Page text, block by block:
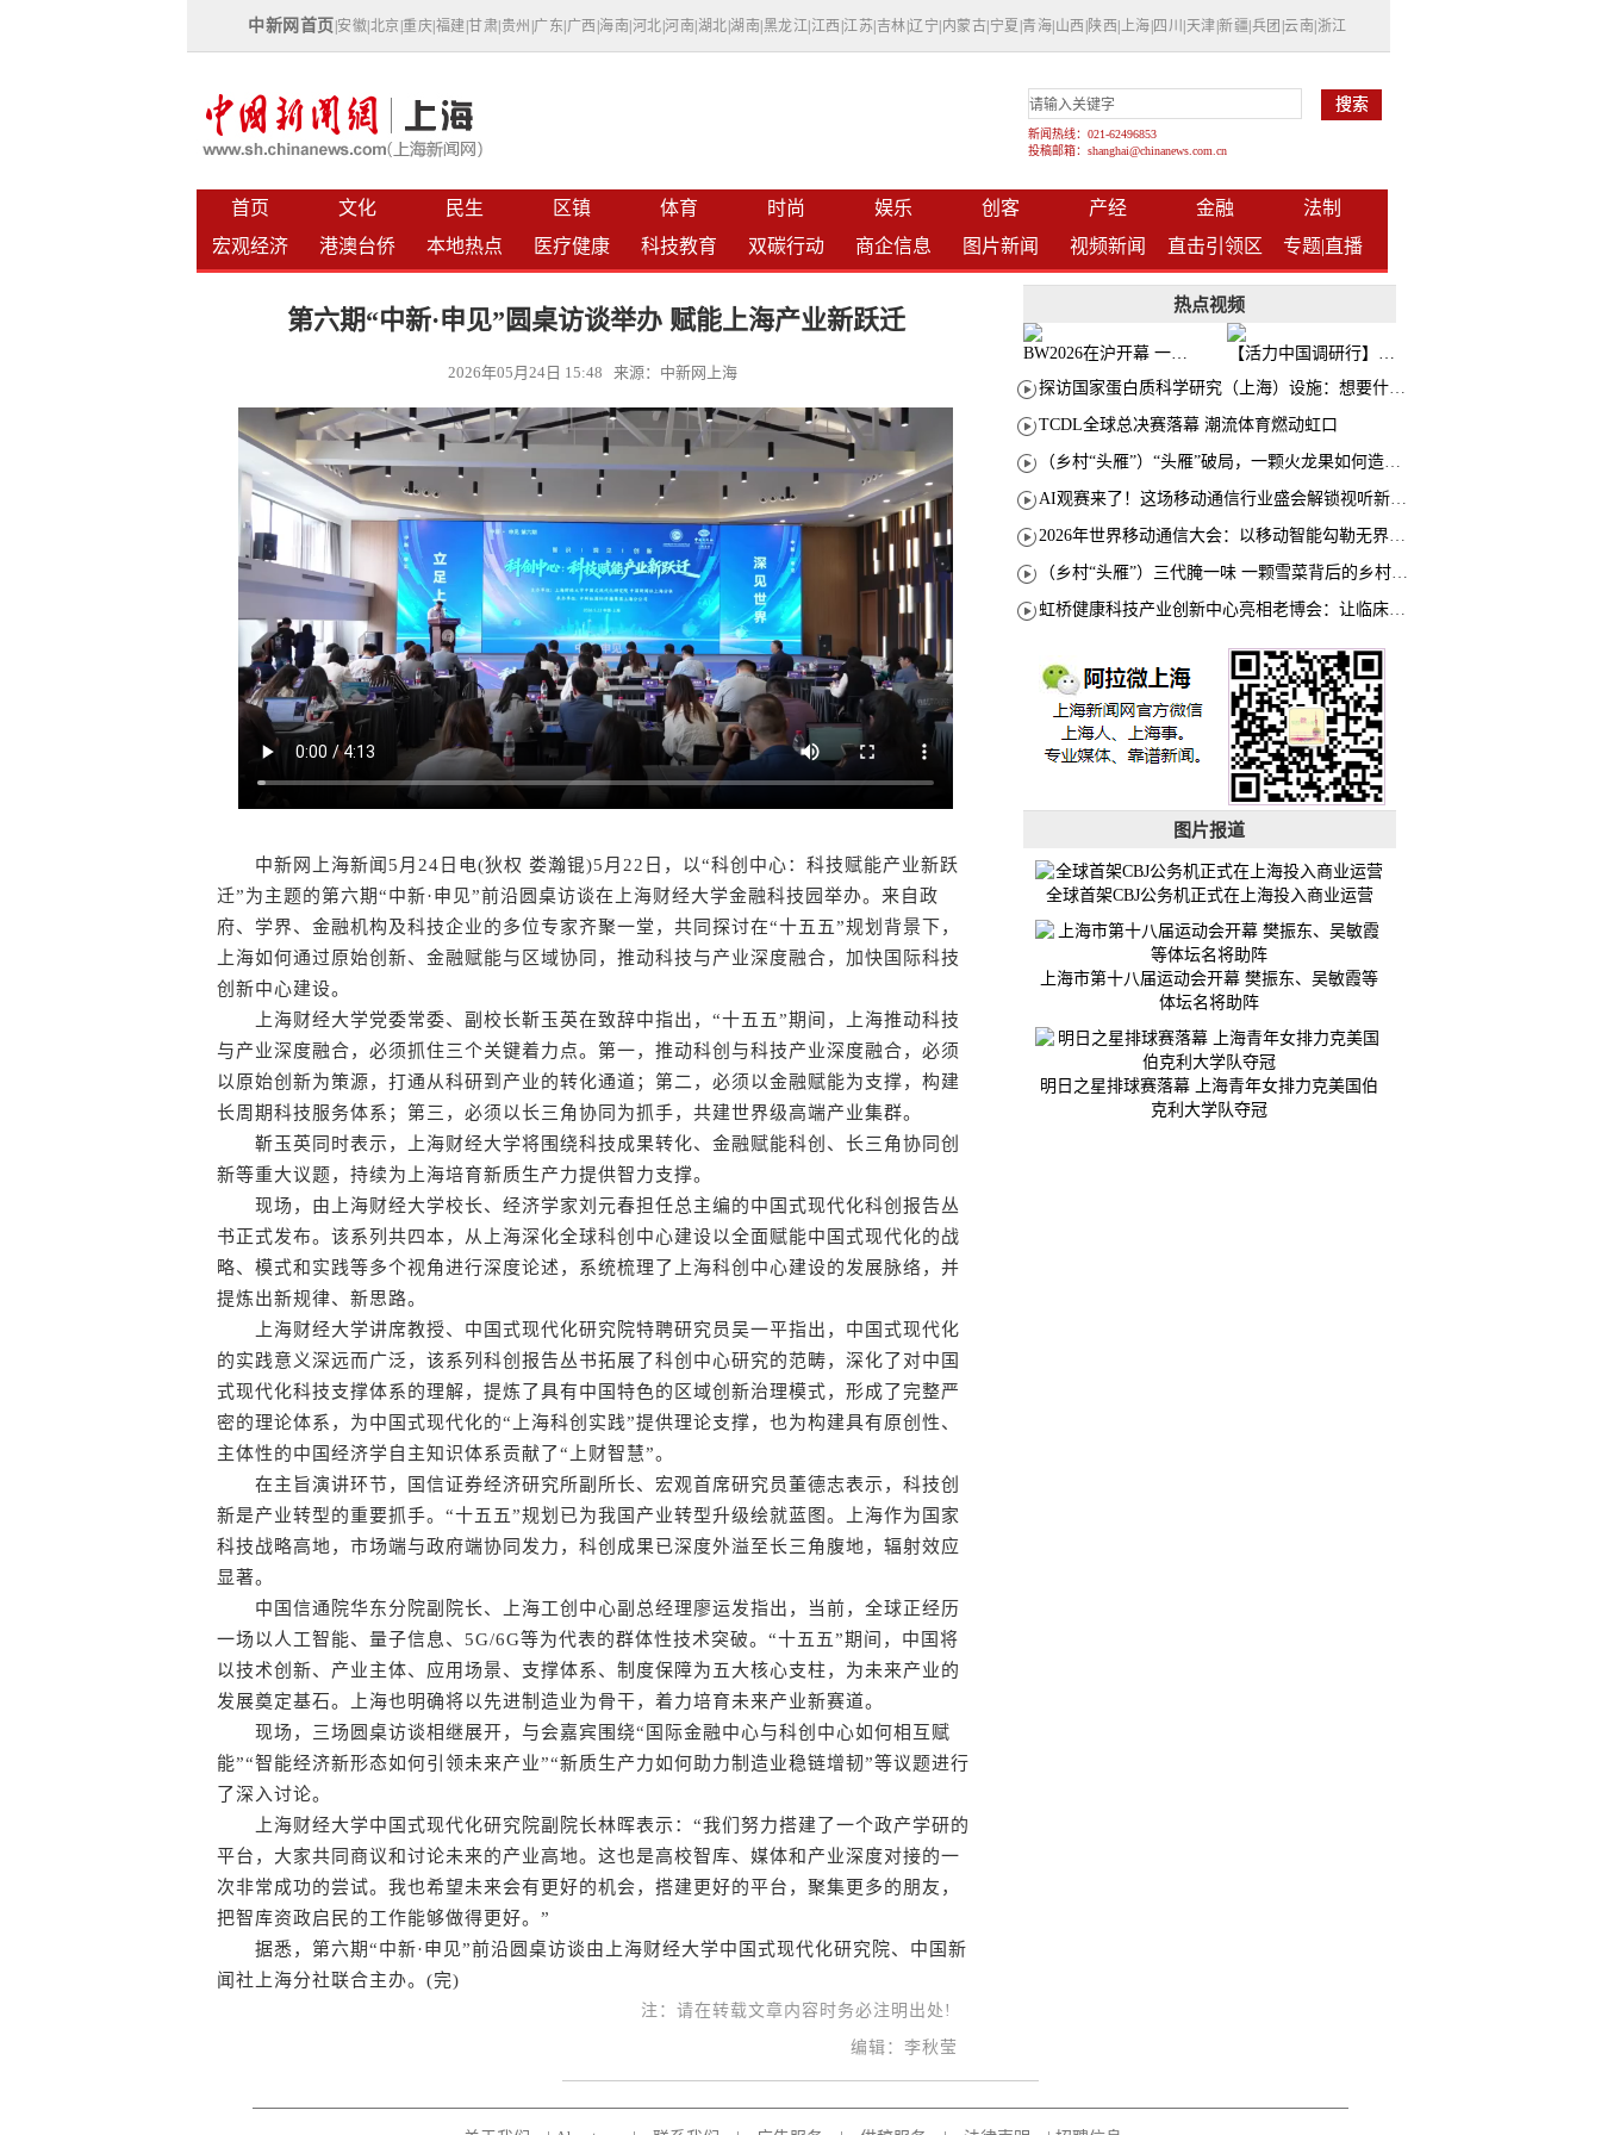
中新网首页 安徽 北京 |重庆 福建 |甘肃 贵州 广东 广西 海南 河北 |河南 湖北 |湖南 黑龙江 江西 江苏 吉林 |辽宁 内蒙古 宁夏 青海 山西 陕西 上海 四川 天津 |新疆 兵团 |云南 浙江
新闻热线：021-62496853
投稿邮箱：shanghai@chinanews.com.cn
首页 文化 民生 区镇 体育 时尚 娱乐 创客 产经 金融
法制
宏观经济
港澳台侨 本地热点 医疗健康 科技教育 双碳行动 商企信息 图片新闻 视频新闻 直击引领区 专题|直播
第六期“中新·申见”圆桌访谈举办 赋能上海产业新跃迁
2026年05月24日 15:48 来源：中新网上海
中新网上海新闻5月24日电(狄权 娄瀚锟)5月22日，以“科创中心：科技赋能产业新跃
迁”为主题的第六期“中新·申见”前沿圆桌访谈在上海财经大学金融科技园举办。来自政
府、学界、金融机构及科技企业的多位专家齐聚一堂，共同探讨在“十五五”规划背景下，
上海如何通过原始创新、金融赋能与区域协同，推动科技与产业深度融合，加快国际科技
创新中心建设。
上海财经大学党委常委、副校长靳玉英在致辞中指出，“十五五”期间，上海推动科技
与产业深度融合，必须抓住三个关键着力点。第一，推动科创与科技产业深度融合，必须
以原始创新为策源，打通从科研到产业的转化通道；第二，必须以金融赋能为支撑，构建
长周期科技服务体系；第三，必须以长三角协同为抓手，共建世界级高端产业集群。
靳玉英同时表示，上海财经大学将围绕科技成果转化、金融赋能科创、长三角协同创
新等重大议题，持续为上海培育新质生产力提供智力支撑。
现场，由上海财经大学校长、经济学家刘元春担任总主编的中国式现代化科创报告丛
书正式发布。该系列共四本，从上海深化全球科创中心建设以全面赋能中国式现代化的战
略、模式和实践等多个视角进行深度论述，系统梳理了上海科创中心建设的发展脉络，并
提炼出新规律、新思路。
上海财经大学讲席教授、中国式现代化研究院特聘研究员吴一平指出，中国式现代化
的实践意义深远而广泛，该系列科创报告丛书拓展了科创中心研究的范畴，深化了对中国
式现代化科技支撑体系的理解，提炼了具有中国特色的区域创新治理模式，形成了完整严
密的理论体系，为中国式现代化的“上海科创实践”提供理论支撑，也为构建具有原创性、
主体性的中国经济学自主知识体系贡献了“上财智慧”。
在主旨演讲环节，国信证券经济研究所副所长、宏观首席研究员董德志表示，科技创
新是产业转型的重要抓手。“十五五”规划已为我国产业转型升级绘就蓝图。上海作为国家
科技战略高地，市场端与政府端协同发力，科创成果已深度外溢至长三角腹地，辐射效应
显著。
中国信通院华东分院副院长、上海工创中心副总经理廖运发指出，当前，全球正经历
一场以人工智能、量子信息、5G/6G等为代表的群体性技术突破。“十五五”期间，中国将
以技术创新、产业主体、应用场景、支撑体系、制度保障为五大核心支柱，为未来产业的
发展奠定基石。上海也明确将以先进制造业为骨干，着力培育未来产业新赛道。
现场，三场圆桌访谈相继展开，与会嘉宾围绕“国际金融中心与科创中心如何相互赋
能”“智能经济新形态如何引领未来产业”“新质生产力如何助力制造业稳链增韧”等议题进行
了深入讨论。
上海财经大学中国式现代化研究院副院长林晖表示：“我们努力搭建了一个政产学研的
平台，大家共同商议和讨论未来的产业高地。这也是高校智库、媒体和产业深度对接的一
次非常成功的尝试。我也希望未来会有更好的机会，搭建更好的平台，聚集更多的朋友，
把智库资政启民的工作能够做得更好。”
据悉，第六期“中新·申见”前沿圆桌访谈由上海财经大学中国式现代化研究院、中国新
闻社上海分社联合主办。(完)
注：请在转载文章内容时务必注明出处!
编辑：李秋莹
热点视频
BW2026在沪开幕 一众次元品牌集中发布全新企划
【活力中国调研行】上海机器人研究院以技术标准撬动长三角智造协同
探访国家蛋白质科学研究（上海）设施：想要什么蛋白 AI直接设计合成
TCDL全球总决赛落幕 潮流体育燃动虹口
（乡村“头雁”）“头雁”破局，一颗火龙果如何造就沪上乡村特色产业化路径
AI观赛来了！这场移动通信行业盛会解锁视听新玩法
2026年世界移动通信大会：以移动智能勾勒无界普惠新愿景
（乡村“头雁”）三代腌一味 一颗雪菜背后的乡村致富经
虹桥健康科技产业创新中心亮相老博会：让临床“需求”定义银发经济新生态
图片报道
全球首架CBJ公务机正式在上海投入商业运营
上海市第十八届运动会开幕 樊振东、吴敏霞等
体坛名将助阵
明日之星排球赛落幕 上海青年女排力克美国伯
克利大学队夺冠